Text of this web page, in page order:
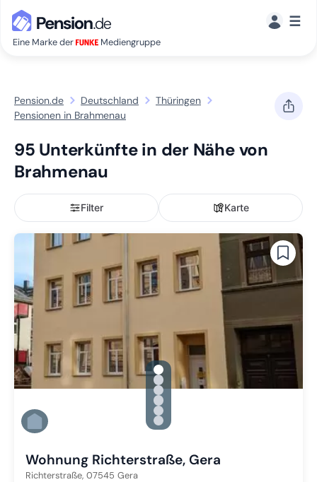
Eine Marke der Mediengruppe
☰
Pension.de Deutschland
Thüringen
Pensionen in Brahmenau
95 Unterkünfte in der Nähe von
Brahmenau
Filter Karte
gallery.slide_selector
Zu Slide 1 wechseln
Zu Slide 2 wechseln
Zu Slide 3 wechseln
Zu Slide 4 wechseln
Zu Slide 5 wechseln
Zu Slide 6 wechseln
Wohnung Richterstraße, Gera
Richterstraße, 07545 Gera